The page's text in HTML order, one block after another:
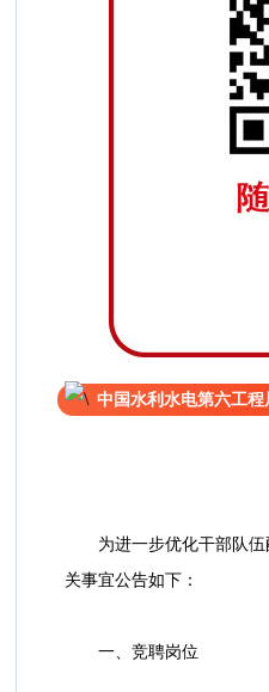
中国水利水电第六工
为进一步优化干部队伍
关事宜公告如下：
一、竞聘岗位